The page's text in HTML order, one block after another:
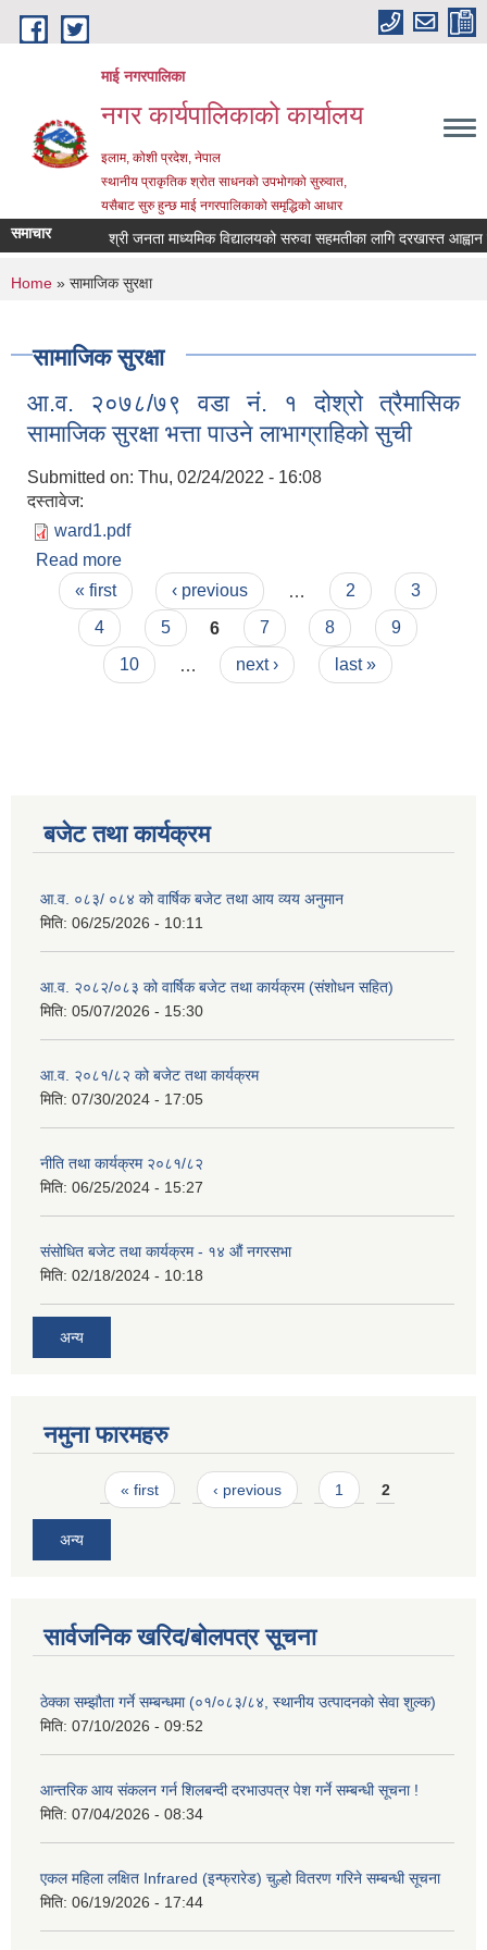
Skip to main content
माई नगरपालिका
नगर कार्यपालिकाको कार्यालय
इलाम, कोशी प्रदेश, नेपाल
स्थानीय प्राकृतिक श्रोत साधनको उपभोगको सुरुवात,
यसैबाट सुरु हुन्छ माई नगरपालिकाको समृद्धिको आधार
समाचार श्री जनता माध्यमिक विद्यालयको सरुवा सहमतीका लागि दरखास्त आह्वान
You are here
Home » सामाजिक सुरक्षा
सामाजिक सुरक्षा
आ.व. २०७८/७९ वडा नं. १ दोश्रो त्रैमासिक
सामाजिक सुरक्षा भत्ता पाउने लाभाग्राहिको सुची
Submitted on: Thu, 02/24/2022 - 16:08
दस्तावेज:
ward1.pdf
Read more
सामाजिक सुरक्षा भत्ता पाउने लाभाग्राहिको सुची
Pages
« first ‹ previous 2
3
4
5 6 7 8
9
10
next › last »
बजेट तथा कार्यक्रम
आ.व. ०८३/ ०८४ को वार्षिक बजेट तथा आय व्यय अनुमान
मिति: 06/25/2026 - 10:11
आ.व. २०८२/०८३ को वार्षिक बजेट तथा कार्यक्रम (संशोधन सहित)
मिति: 05/07/2026 - 15:30
आ.व. २०८१/८२ को बजेट तथा कार्यक्रम
मिति: 07/30/2024 - 17:05
नीति तथा कार्यक्रम २०८१/८२
मिति: 06/25/2024 - 15:27
संसोधित बजेट तथा कार्यक्रम - १४ औं नगरसभा
मिति: 02/18/2024 - 10:18
अन्य
नमुना फारमहरु
Pages« first ‹ previous 1 2
अन्य
सार्वजनिक खरिद/बोलपत्र सूचना
ठेक्का सम्झौता गर्ने सम्बन्धमा (०१/०८३/८४, स्थानीय उत्पादनको सेवा शुल्क)
मिति: 07/10/2026 - 09:52
आन्तरिक आय संकलन गर्न शिलबन्दी दरभाउपत्र पेश गर्ने सम्बन्धी सूचना !
मिति: 07/04/2026 - 08:34
एकल महिला लक्षित Infrared (इन्फ्रारेड) चुल्हो वितरण गरिने सम्बन्धी सूचना
मिति: 06/19/2026 - 17:44